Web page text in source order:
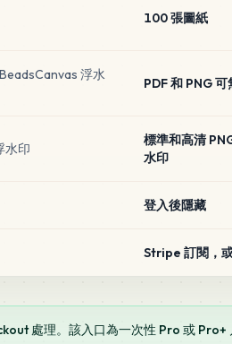
100 張圖紙
浮水
PDF 和 PNG
水印
標準和高清
水印
登入後隱藏
Stripe 訂閱，
處理。該入口為一次性 Pro 或 Pro+